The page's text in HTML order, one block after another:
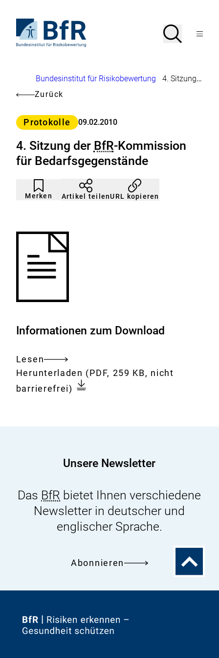
Seiteninhalt
springenStartseite
von
Suche
SucheMenü
Brotkrumennavigation
Bundesinstitut für Risikobewertung 4. Sitzung der
Zurück
Kategorie
Protokolle 09.02.2010
4. Sitzung der BfR-Kommission
für Bedarfsgegenstände
Merken
Artikel
nicht
gemerkt
Durch
Klicken
der
Artikel teilenURL kopieren
Informationen zum Download
Lesen
Gesamtes
Dokument
Download:
Herunterladen 4.
Sitzung
(PDF, 259 KB, nicht
barrierefrei)
Unsere Newsletter
Das BfR bietet Ihnen verschiedene
Newsletter in deutscher und
englischer Sprache.
Abonnieren
Zum
Zur